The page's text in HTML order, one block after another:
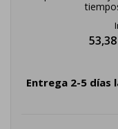
Entrega 2-5 días